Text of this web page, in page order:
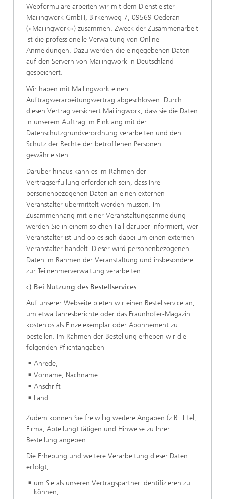
Webformulare arbeiten wir mit dem Dienstleister
Mailingwork GmbH, Birkenweg 7, 09569 Oederan
(»Mailingwork«) zusammen. Zweck der Zusammenarbeit
ist die professionelle Verwaltung von Online-
Anmeldungen. Dazu werden die eingegebenen Daten
auf den Servern von Mailingwork in Deutschland
gespeichert.
Wir haben mit Mailingwork einen
Auftragsverarbeitungsvertrag abgeschlossen. Durch
diesen Vertrag versichert Mailingwork, dass sie die Daten
in unserem Auftrag im Einklang mit der
Datenschutzgrundverordnung verarbeiten und den
Schutz der Rechte der betroffenen Personen
gewährleisten.
Darüber hinaus kann es im Rahmen der
Vertragserfüllung erforderlich sein, dass Ihre
personenbezogenen Daten an einen externen
Veranstalter übermittelt werden müssen. Im
Zusammenhang mit einer Veranstaltungsanmeldung
werden Sie in einem solchen Fall darüber informiert, wer
Veranstalter ist und ob es sich dabei um einen externen
Veranstalter handelt. Dieser wird personenbezogenen
Daten im Rahmen der Veranstaltung und insbesondere
zur Teilnehmerverwaltung verarbeiten.
c) Bei Nutzung des Bestellservices
Auf unserer Webseite bieten wir einen Bestellservice an,
um etwa Jahresberichte oder das Fraunhofer-Magazin
kostenlos als Einzelexemplar oder Abonnement zu
bestellen. Im Rahmen der Bestellung erheben wir die
folgenden Pflichtangaben
Anrede,
Vorname, Nachname
Anschrift
Land
Zudem können Sie freiwillig weitere Angaben (z.B. Titel,
Firma, Abteilung) tätigen und Hinweise zu Ihrer
Bestellung angeben.
Die Erhebung und weitere Verarbeitung dieser Daten
erfolgt,
um Sie als unseren Vertragspartner identifizieren zu
können,